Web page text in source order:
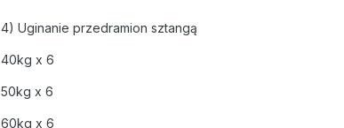
4) Uginanie przedramion sztangą
40kg x 6
50kg x 6
60kg x 6